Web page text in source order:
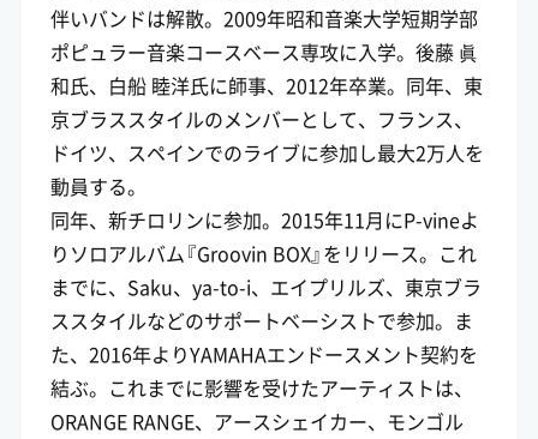
伴いバンドは解散。2009年昭和音楽大学短期学部
ポピュラー音楽コースベース専攻に入学。後藤 眞
和氏、白船 睦洋氏に師事、2012年卒業。同年、東
京ブラススタイルのメンバーとして、フランス、
ドイツ、スペインでのライブに参加し最大2万人を
動員する。
同年、新チロリンに参加。2015年11月にP-vineよ
りソロアルバム『Groovin BOX』をリリース。これ
までに、Saku、ya-to-i、エイプリルズ、東京ブラ
ススタイルなどのサポートベーシストで参加。ま
た、2016年よりYAMAHAエンドースメント契約を
結ぶ。これまでに影響を受けたアーティストは、
ORANGE RANGE、アースシェイカー、モンゴル